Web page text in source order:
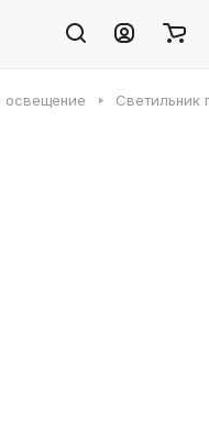
освещение Светильник